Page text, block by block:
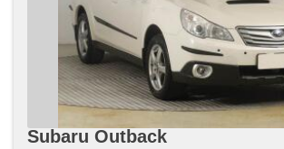
Subaru Outback